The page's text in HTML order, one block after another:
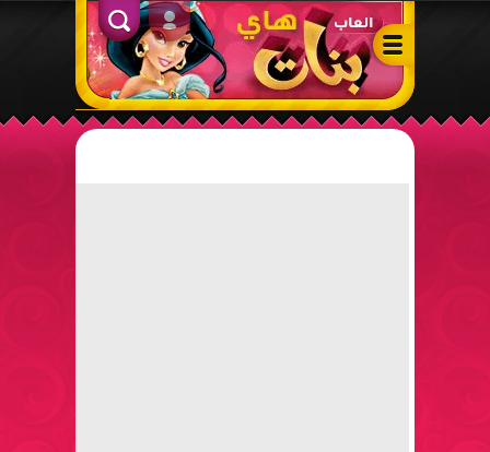
ألعاب بنات هاي – أفضل ألعاب تلبيس، مكياج، طبخ وأنشطة ممتعة
الدخول